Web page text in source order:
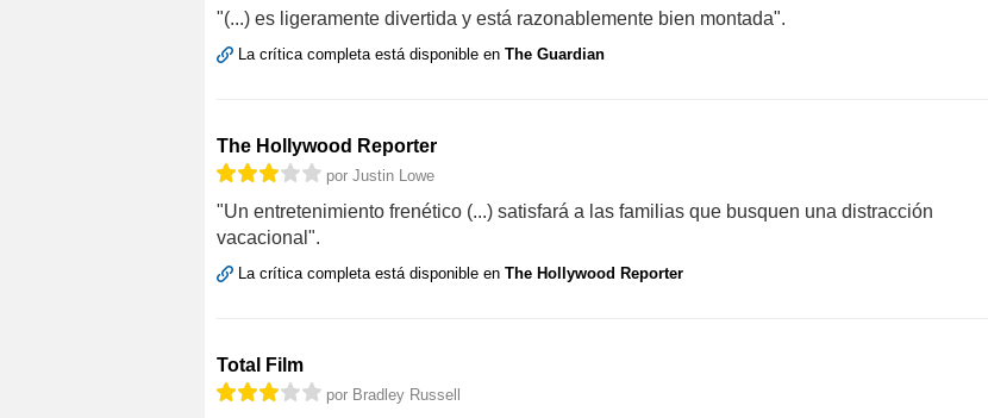
"(...) es ligeramente divertida y está razonablemente bien montada".
La crítica completa está disponible en The Guardian
The Hollywood Reporter
por Justin Lowe
"Un entretenimiento frenético (...) satisfará a las familias que busquen una distracción
vacacional".
La crítica completa está disponible en The Hollywood Reporter
Total Film
por Bradley Russell